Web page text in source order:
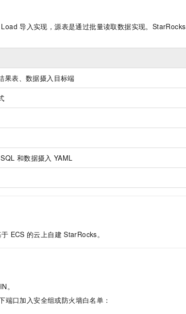
导入实现，源表是通过批量读取数据实现。StarRocks
果表、数据摄入目标端
和数据摄入 YAML
ECS 的云上自建 StarRocks。
。
口加入安全组或防火墙白名单：
解决方案
智能体
AI Native 的算法工程平台，一站式完成建模、训练、推理服务部署
万有无界
云端极速 AI 应用创作平台
10分钟微调：让0.6B模型媲美235B模型
R1 满血版
多种方案随心选，轻松解锁专属 DeepSeek
多模态数据信息提取
超强辅助，Bolt.diy 一步搞定创意建站
通过自然语言交互简化开发流程,全栈开发支持
定制小程序
APP 开发